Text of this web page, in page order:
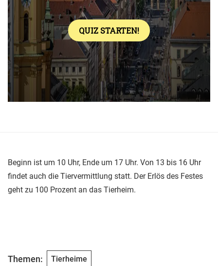
Beginn ist um 10 Uhr, Ende um 17 Uhr. Von 13 bis 16 Uhr
findet auch die Tiervermittlung statt. Der Erlös des Festes
geht zu 100 Prozent an das Tierheim.
Themen: Tierheime